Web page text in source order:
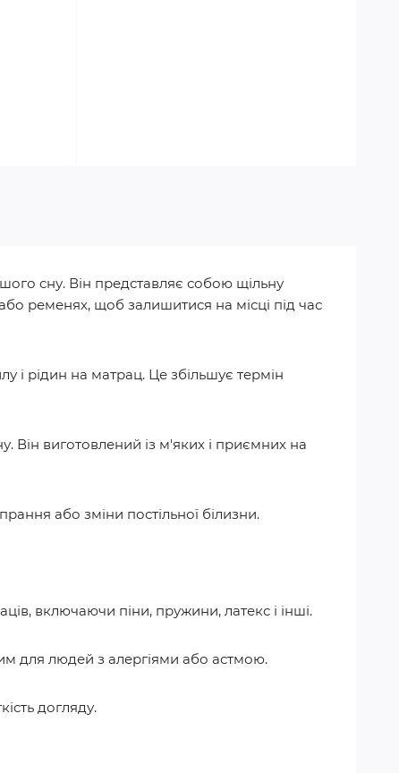
сну. Він представляє собою щільну
ременях, щоб залишитися на місці під час
і рідин на матрац. Це збільшує термін
Він виготовлений із м'яких і приємних на
або зміни постільної білизни.
включаючи піни, пружини, латекс і інші.
для людей з алергіями або астмою.
догляду.